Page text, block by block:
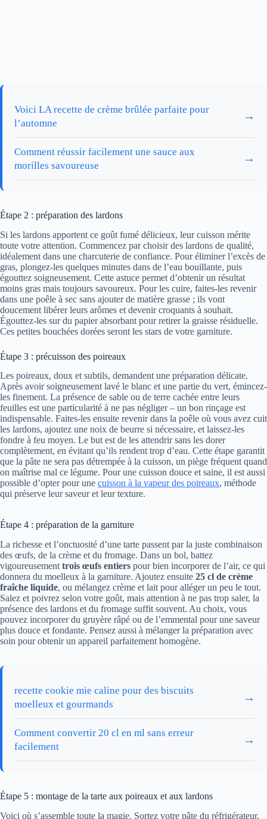
Voici LA recette de crème brûlée parfaite pour
l’automne
→
Comment réussir facilement une sauce aux
morilles savoureuse
→
Étape 2 : préparation des lardons
Si les lardons apportent ce goût fumé délicieux, leur cuisson mérite
toute votre attention. Commencez par choisir des lardons de qualité,
idéalement dans une charcuterie de confiance. Pour éliminer l’excès de
gras, plongez-les quelques minutes dans de l’eau bouillante, puis
égouttez soigneusement. Cette astuce permet d’obtenir un résultat
moins gras mais toujours savoureux. Pour les cuire, faites-les revenir
dans une poêle à sec sans ajouter de matière grasse ; ils vont
doucement libérer leurs arômes et devenir croquants à souhait.
Égouttez-les sur du papier absorbant pour retirer la graisse résiduelle.
Ces petites bouchées dorées seront les stars de votre garniture.
Étape 3 : précuisson des poireaux
Les poireaux, doux et subtils, demandent une préparation délicate.
Après avoir soigneusement lavé le blanc et une partie du vert, émincez-
les finement. La présence de sable ou de terre cachée entre leurs
feuilles est une particularité à ne pas négliger – un bon rinçage est
indispensable. Faites-les ensuite revenir dans la poêle où vous avez cuit
les lardons, ajoutez une noix de beurre si nécessaire, et laissez-les
fondre à feu moyen. Le but est de les attendrir sans les dorer
complètement, en évitant qu’ils rendent trop d’eau. Cette étape garantit
que la pâte ne sera pas détrempée à la cuisson, un piège fréquent quand
on maîtrise mal ce légume. Pour une cuisson douce et saine, il est aussi
possible d’opter pour une cuisson à la vapeur des poireaux, méthode
qui préserve leur saveur et leur texture.
Étape 4 : préparation de la garniture
La richesse et l’onctuosité d’une tarte passent par la juste combinaison
des œufs, de la crème et du fromage. Dans un bol, battez
vigoureusement trois œufs entiers pour bien incorporer de l’air, ce qui
donnera du moelleux à la garniture. Ajoutez ensuite 25 cl de crème
fraîche liquide, ou mélangez crème et lait pour alléger un peu le tout.
Salez et poivrez selon votre goût, mais attention à ne pas trop saler, la
présence des lardons et du fromage suffit souvent. Au choix, vous
pouvez incorporer du gruyère râpé ou de l’emmental pour une saveur
plus douce et fondante. Pensez aussi à mélanger la préparation avec
soin pour obtenir un appareil parfaitement homogène.
recette cookie mie caline pour des biscuits
moelleux et gourmands
→
Comment convertir 20 cl en ml sans erreur
facilement
→
Étape 5 : montage de la tarte aux poireaux et aux lardons
Voici où s’assemble toute la magie. Sortez votre pâte du réfrigérateur,